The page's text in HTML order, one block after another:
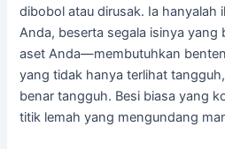
dibobol atau dirusak. Ia hanyalah
Anda, beserta segala isinya
aset Anda—membutuhkan
yang tidak hanya terlihat
benar tangguh. Besi biasa yang
titik lemah yang mengundang